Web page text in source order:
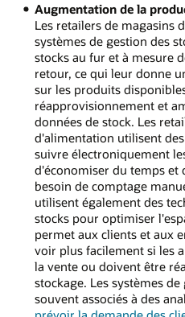
Augmentation de la
Les retailers de magasins
systèmes de gestion des
stocks au fur et à mesure
retour, ce qui leur donne
sur les produits
réapprovisionnement et
données de stock. Les
d'alimentation utilisent
suivre électroniquement
d'économiser du temps et
besoin de comptage
utilisent également des
stocks pour optimiser
permet aux clients et aux
voir plus facilement si les
la vente ou doivent être
stockage. Les systèmes
souvent associés à des